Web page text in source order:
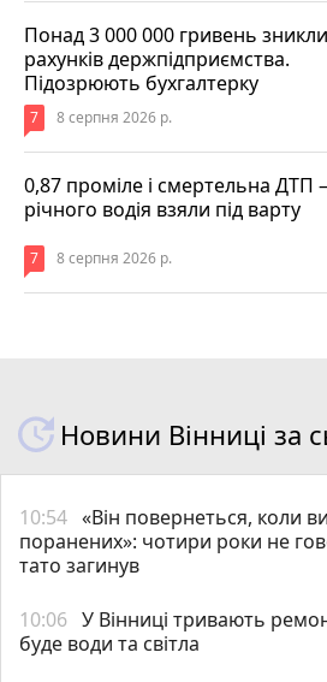
Понад 3 000 000 гривень
рахунків держпідприємства.
Підозрюють бухгалтерку
7 8 серпня 2026 р.
0,87 проміле і смертельна ДТП
річного водія взяли під варту
7 8 серпня 2026 р.
Новини Вінниці за
10:54 «Він повернеться, коли
поранених»: чотири роки не
тато загинув
10:06 У Вінниці тривають
буде води та світла